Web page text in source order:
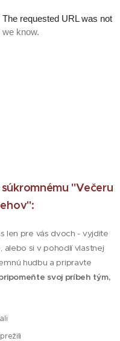
"Večeru
len pre vás dvoch - vyjdite
alebo si v pohodlí vlastnej
hudbu a pripravte
svoj príbeh tým,